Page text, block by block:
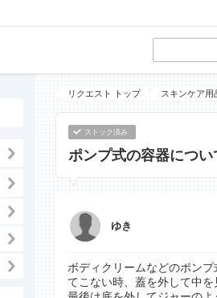
リクエスト トップ スキンケア用
ストック済み
ポンプ式の容器につい
ゆき
ボディクリームなどのポン
てこない時、蓋を外して中